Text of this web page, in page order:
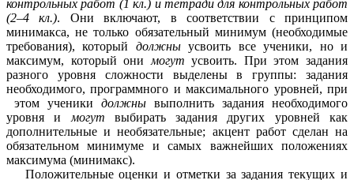
контрольных работ (1 кл.) и тетради для контрольных работ
(2–4 кл.). Они включают, в соответствии с принципом
минимакса, не только обязательный минимум (необходимые
требования), который должныусвоить все ученики, но и
максимум, который они могут усвоить. При этом задания
разного уровня сложности выделены в группы: задания
необходимого, программного и максимального уровней, при
этом ученики должны выполнить задания необходимого
уровня и могут выбирать задания других уровней как
дополнительные и необязательные; акцент работ сделан на
обязательном минимуме и самых важнейших положениях
максимума (минимакс).
Положительные оценки и отметки за задания текущих и